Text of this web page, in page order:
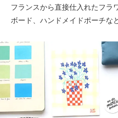
フランスから直接仕入れたフラ
ボード、ハンドメイドポーチな